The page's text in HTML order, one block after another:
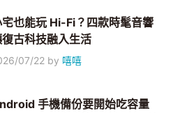
也能玩 Hi-Fi？四款時髦音響
古科技融入生活
07/22 by 嘻嘻
手機備份要開始吃容量